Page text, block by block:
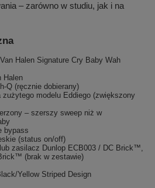
– zarówno w studiu, jak i na
Halen Signature Cry Baby Wah
Halen
Q (ręcznie dobierany)
zużytego modelu Eddiego (zwiększony
– szerszy sweep niż w
bypass
(status on/off)
zasilacz Dunlop ECB003 / DC Brick™,
(brak w zestawie)
Yellow Striped Design